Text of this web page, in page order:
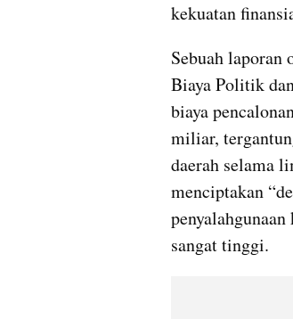
kekuatan
Sebuah
Biaya Politik
biaya
miliar,
daerah selama
menciptakan
sangat tinggi.